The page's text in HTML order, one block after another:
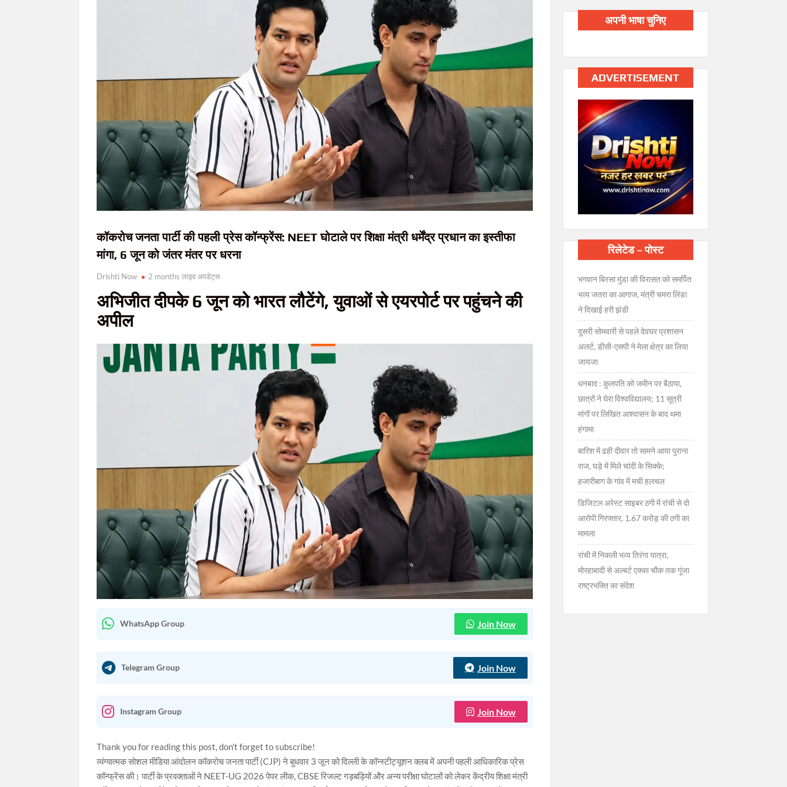
NEWS, हिंदी
न्यूज़ , HINDI
SAMACHAR,
हिंदी समाचार,
दृष्टि नाउ
JPSC-JSSC परीक्षा प्रणाली में सुधार को लेकर छात्रों का आंदोलन जारी, आज फिर सरकार से होगी वार्ता
सिमडेगा में अतिक्रमण के खिलाफ चला अभियान, बस स्टैंड से महावीर चौक तक हटाए गए अवैध कब्जे
JPSC-JSSC आंदोलन को जयराम महतो का समर्थन, पुराने विधानसभा परिसर में बैठे निर्जला उपवास पर
हरियाणा की शराब लदा ट्रेलर रामगढ़ में जब्त, 1236 बोतलें बरामद
कॉकरोच जनता पार्टी की पहली प्रेस कॉन्फ्रेंस: NEET घोटाले पर शिक्षा मंत्री धर्मेंद्र प्रधान का इस्तीफा
मांगा, 6 जून को जंतर मंतर पर धरना
Drishti Now 2 months लाइव अपडेट्स
अभिजीत दीपके 6 जून को भारत लौटेंगे, युवाओं से एयरपोर्ट पर पहुंचने की
अपील
WhatsApp Group Join Now
Telegram Group Join Now
Instagram Group Join Now
Thank you for reading this post, don't forget to subscribe!
व्यंग्यात्मक सोशल मीडिया आंदोलन कॉकरोच जनता पार्टी (CJP) ने बुधवार 3 जून को दिल्ली के कॉन्स्टीट्यूशन क्लब में अपनी पहली आधिकारिक प्रेस
कॉन्फ्रेंस की। पार्टी के प्रवक्ताओं ने NEET-UG 2026 पेपर लीक, CBSE रिजल्ट गड़बड़ियों और अन्य परीक्षा घोटालों को लेकर केंद्रीय शिक्षा मंत्री
अपनी भाषा चुनिए
ADVERTISEMENT
रिलेटेड – पोस्ट
भगवान बिरसा मुंडा की विरासत को समर्पित
भव्य जतरा का आगाज, मंत्री चमरा लिंडा
ने दिखाई हरी झंडी
दूसरी सोमवारी से पहले देवघर प्रशासन
अलर्ट, डीसी-एसपी ने मेला क्षेत्र का लिया
जायजा
धनबाद : कुलपति को जमीन पर बैठाया,
छात्रों ने घेरा विश्वविद्यालय; 11 सूत्री
मांगों पर लिखित आश्वासन के बाद थमा
हंगामा
बारिश में ढही दीवार तो सामने आया पुराना
राज, घड़े में मिले चांदी के सिक्के;
हजारीबाग के गांव में मची हलचल
डिजिटल अरेस्ट साइबर ठगी में रांची से दो
आरोपी गिरफ्तार, 1.67 करोड़ की ठगी का
मामला
रांची में निकली भव्य तिरंगा यात्रा,
मोरहाबादी से अल्बर्ट एक्का चौक तक गूंजा
राष्ट्रभक्ति का संदेश